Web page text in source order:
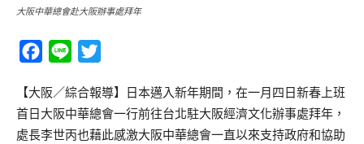
大阪中華總會赴大阪辦事處拜年
Facebook
Line
【大阪／綜合報導】日本邁入新年期間，在一月四日新春上班
首日大阪中華總會一行前往台北駐大阪經濟文化辦事處拜年，
處長李世丙也藉此感激大阪中華總會一直以來支持政府和協助